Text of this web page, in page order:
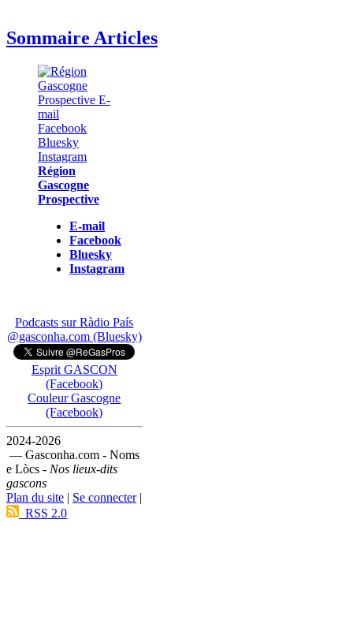
Sommaire Articles
Région
Gascogne
Prospective
E-mail
Facebook
Bluesky
Instagram
Podcasts sur Ràdio País
@gasconha.com (Bluesky)
Esprit GASCON
(Facebook)
Couleur Gascogne
(Facebook)
2024-2026
— Gasconha.com - Noms
e Lòcs - Nos lieux-dits
gascons
Plan du site | Se connecter|
RSS 2.0